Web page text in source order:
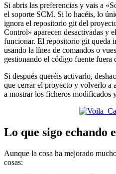
Si abris las preferencias y vais a
el soporte SCM. Si lo hacéis, lo
ignora el repositorio git del
Control» aparecen desactivadas y
funcionar. El repositorio git queda
usando la línea de comandos o
gestionando el código fuente fuera
Si después queréis activarlo,
que cerrar el proyecto y volverlo a
a mostrar los ficheros modificados
Lo que sigo echando
Aunque la cosa ha mejorado
cosas: